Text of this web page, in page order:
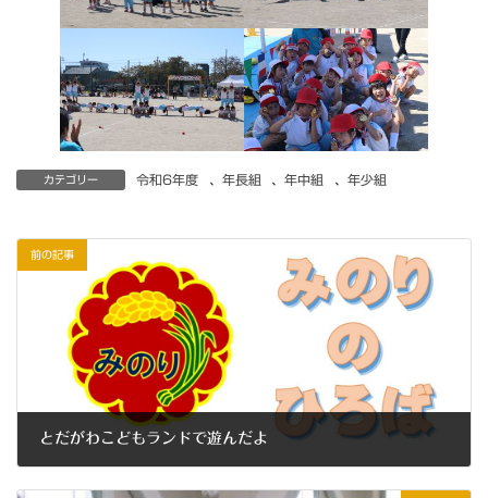
カテゴリー 令和6年度 、 年長組 、年中組 、 年少組
前の記事
とだがわこどもランドで遊んだよ